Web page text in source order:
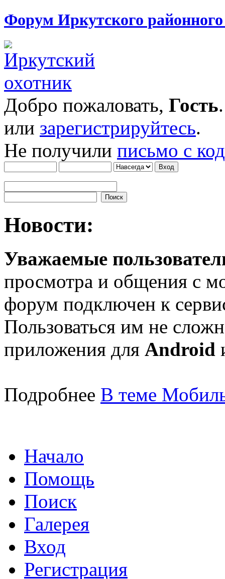
Форум Иркутского
Добро пожаловать, Гость
или зарегистрируйтесь.
Не получили письмо с
Новости:
Уважаемые
просмотра и общения с
форум подключен к
Пользоваться им не
приложения для Android
Подробнее В теме
Начало
Помощь
Поиск
Галерея
Вход
Регистрация